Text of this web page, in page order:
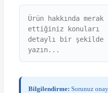
Bilgilendirme: Sorunuz